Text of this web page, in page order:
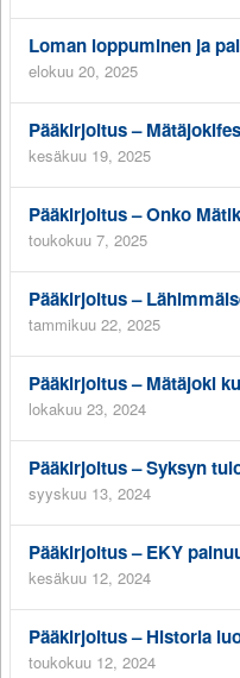
Loman loppuminen ja
elokuu 20, 2025
Pääkirjoitus –
kesäkuu 19, 2025
Pääkirjoitus – Onko
toukokuu 7, 2025
Pääkirjoitus –
tammikuu 22, 2025
Pääkirjoitus – Mätäjoki
lokakuu 23, 2024
Pääkirjoitus – Syksyn
syyskuu 13, 2024
Pääkirjoitus – EKY
kesäkuu 12, 2024
Pääkirjoitus – Historia
toukokuu 12, 2024